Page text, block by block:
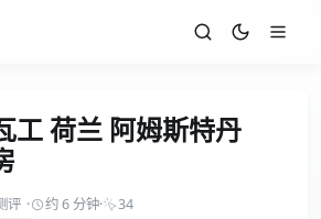
工 荷兰 阿姆斯特丹
评 · 约 6 分钟·
34